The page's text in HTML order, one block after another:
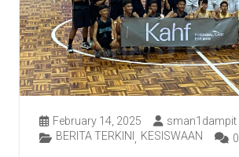
February 14, 2025
sman1dampit
BERITA TERKINI
KESISWAAN 0